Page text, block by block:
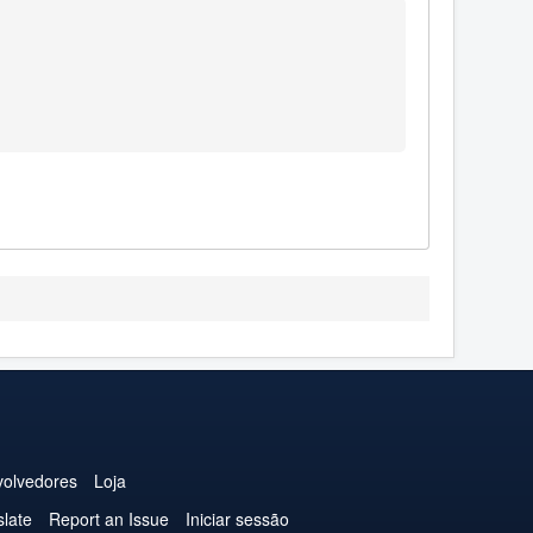
Loja
Report an Issue Iniciar sessão